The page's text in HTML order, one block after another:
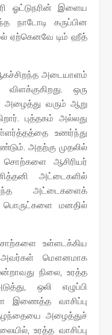
ஓட்டுநரின் இளைய
நாடோடி கருப்பின
ஏற்கெனவே டிம் ஹீத்
அடையாளம்
ஒரு
அழைத்து வரும் ஆறு
புத்தகம் அல்லது
உணர்ந்து
அதற்கு முதலில்
சொற்களை ஆசிரியர்
அட்டைகளில்
அட்டைகளைக்
பொருட்களை மனதில்
உள்ளடக்கிய
அவர்கள் மௌனமாக
நிலை, உரத்த
ஒலி எழுப்பி
இணைத்த வாசிப்பு
அழைத்துச்
உரத்த வாசிப்பு